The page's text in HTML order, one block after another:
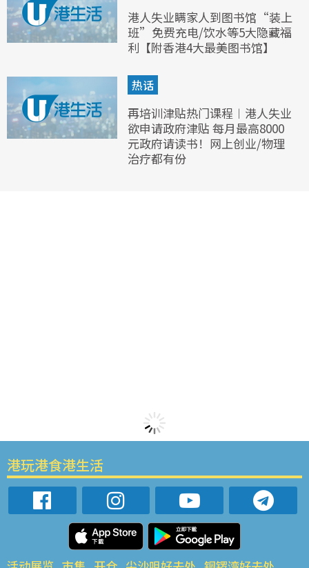
港人失业瞒家人到图书馆“装上
班”免费充电/饮水等5大隐藏福
利【附香港4大最美图书馆】
热话
再培训津贴热门课程︱港人失业
欲申请政府津贴 每月最高8000
元政府请读书！网上创业/物理
治疗都有份
港玩港食港生活